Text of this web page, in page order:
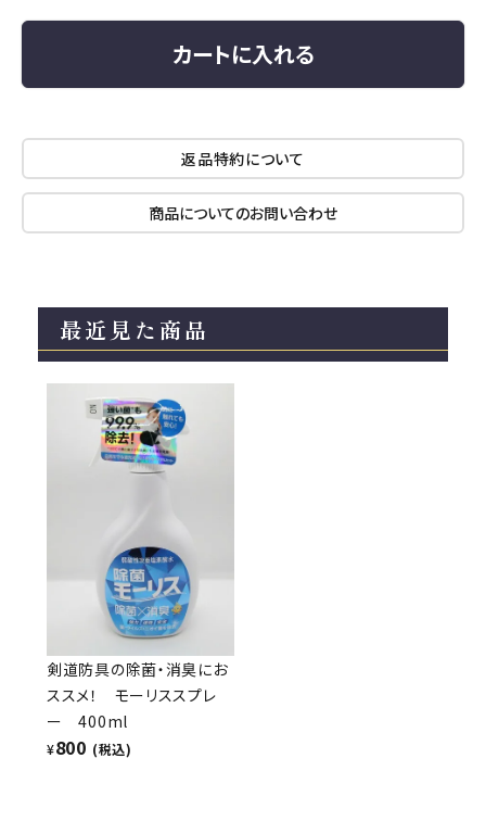
カートに入れる
返品特約について
商品についてのお問い合わせ
最近見た商品
剣道防具の除菌・消臭にお
ススメ！ モーリススプレ
ー 400ml
¥800 (税込)